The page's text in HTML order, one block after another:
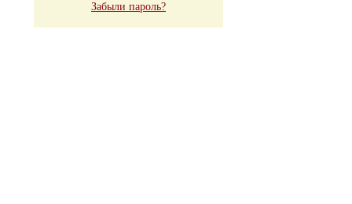
Забыли пароль?